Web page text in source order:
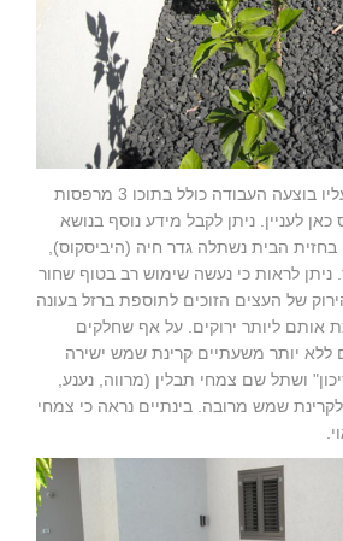
נקדים ונציין כי השטח עליו בוצעה העבודה כולל בתוכו 3 מרפסות
לעניין. ניתן לקבל מידע נוסף בנושא
. בחזית הבית נשתלה גדר חיה (היביסקוס),
לראות כי נעשה שימוש רב בטוף שחור
של העצים הזוכים לתוספת ברזל בעונה
אותם ליותר ירוקים. על אף שחלקים
ללא יותר משעתיים קרינת שמש ישירה
ושתל שם צמחי תבלין (מרווה, נענע,
לקרינת שמש מרובה. בינתיים נראה כי צמחי